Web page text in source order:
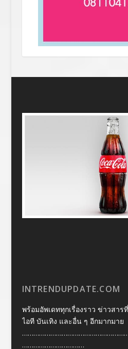
INTRENDUPDATE.COM
พร้อมอัพเดททุกเรื่องราว ข่าวสา
ไอที บันเทิง และอื่น ๆ อีกมากมาย
……………………………